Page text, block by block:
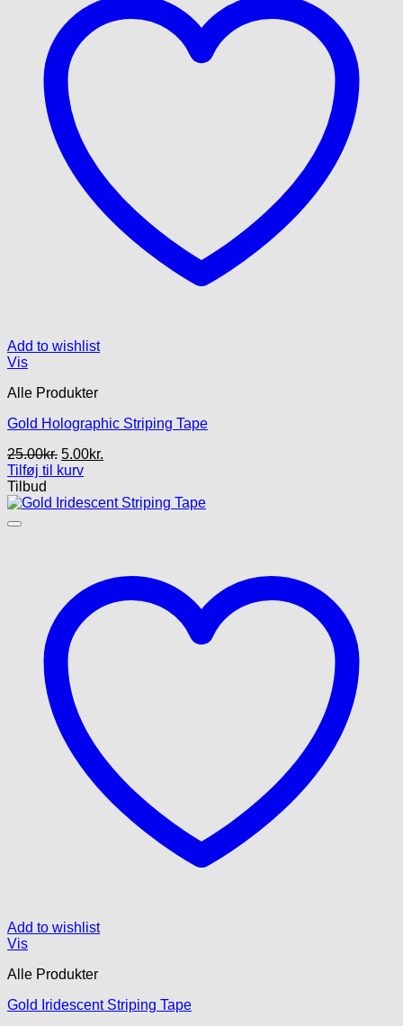
Add to wishlist
Vis
Alle Produkter
Gold Holographic Striping Tape
25.00kr. Den
oprindelige
var:
5.00kr.
er:
Tilføj til kurv
Tilbud
Add to wishlist
Vis
Alle Produkter
Gold Iridescent Striping Tape